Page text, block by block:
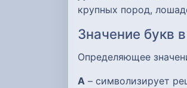
крупных пород,
Значение букв
Определяющее
А – символизирует